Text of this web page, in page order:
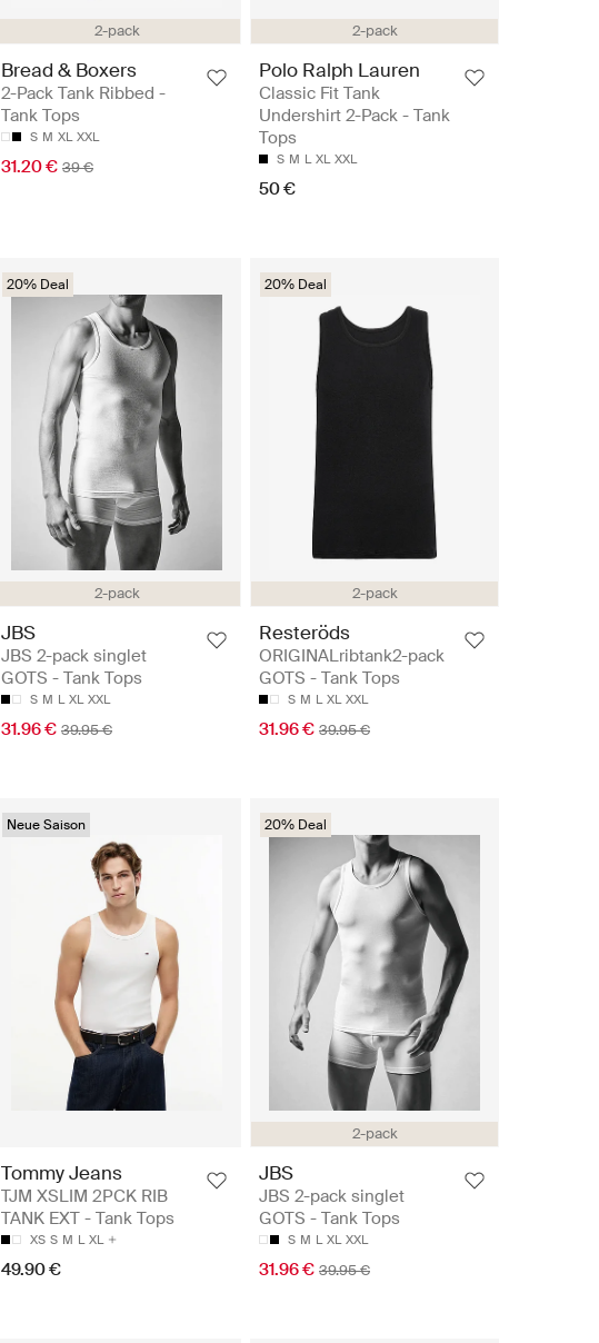
2-pack
Bread & Boxers
2-Pack Tank Ribbed -
Tank Tops
S M XL XXL
31.20 € 39 €
2-pack
Polo Ralph Lauren
Classic Fit Tank
Undershirt 2-Pack - Tank
Tops
S M L XL XXL
50 €
2-pack
20% Deal
JBS
JBS 2-pack singlet
GOTS - Tank Tops
S M L XL XXL
31.96 € 39.95 €
2-pack
20% Deal
Resteröds
ORIGINALribtank2-pack
GOTS - Tank Tops
S M L XL XXL
31.96 € 39.95 €
Neue Saison
Tommy Jeans
TJM XSLIM 2PCK RIB
TANK EXT - Tank Tops
XS S M L XL
49.90 €
2-pack
20% Deal
JBS
JBS 2-pack singlet
GOTS - Tank Tops
S M L XL XXL
31.96 € 39.95 €